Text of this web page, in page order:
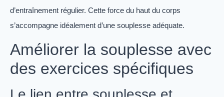
d’entraînement régulier. Cette force du haut du corps
s’accompagne idéalement d’une souplesse adéquate.
Améliorer la souplesse avec
des exercices spécifiques